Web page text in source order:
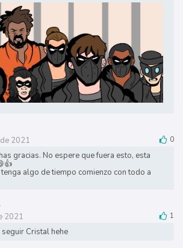
2021
0
gracias. No espere que fuera esto, esta
algo de tiempo comienzo con todo a
2021
1
Cristal hehe